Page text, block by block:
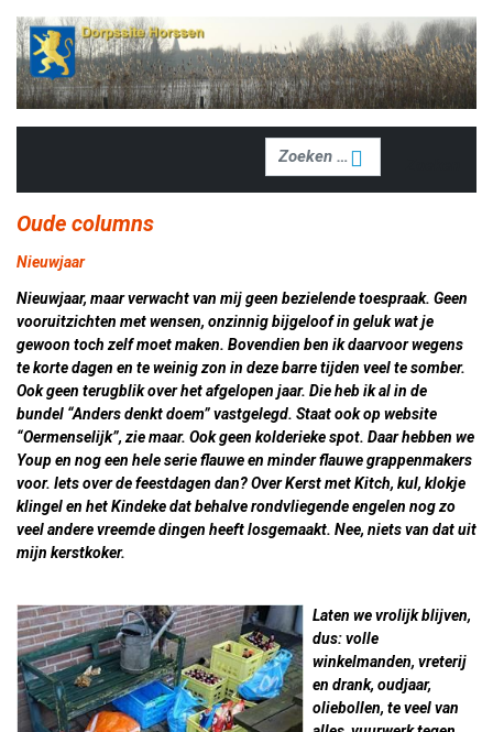
Zoeken
Oude columns
Nieuwjaar
Nieuwjaar, maar verwacht van mij geen bezielende toespraak. Geen
vooruitzichten met wensen, onzinnig bijgeloof in geluk wat je
gewoon toch zelf moet maken. Bovendien ben ik daarvoor wegens
te korte dagen en te weinig zon in deze barre tijden veel te somber.
Ook geen terugblik over het afgelopen jaar. Die heb ik al in de
bundel “Anders denkt doem” vastgelegd. Staat ook op website
“Oermenselijk”, zie maar. Ook geen kolderieke spot. Daar hebben we
Youp en nog een hele serie flauwe en minder flauwe grappenmakers
voor. Iets over de feestdagen dan? Over Kerst met Kitch, kul, klokje
klingel en het Kindeke dat behalve rondvliegende engelen nog zo
veel andere vreemde dingen heeft losgemaakt. Nee, niets van dat uit
mijn kerstkoker.
Laten we vrolijk blijven,
dus: volle
winkelmanden, vreterij
en drank, oudjaar,
oliebollen, te veel van